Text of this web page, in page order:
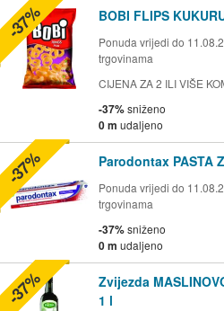
BOBI FLIPS
Ponuda vrijedi do
trgovinama
CIJENA ZA 2 ILI VIŠE
-37%sniženo
0 m udaljeno
-37%
Parodontax PASTA
Ponuda vrijedi do
trgovinama
-37%sniženo
0 m udaljeno
-37%
Zvijezda
1 l
-37%